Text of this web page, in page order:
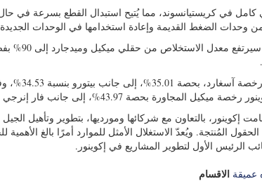
كامل في كريستيانسوند، مما يُتيح استبدال القطع بسرعة
وحدات الضغط القديمة وإعادة استخدامها في الوحدات
إكوينور، بالتعاون مع شركائها ومورديها، بتطوير وتأهيل
المُنتجة. ويُعدّ الاستغلال الأمثل للموارد أمرًا بالغ
الرئيس الأول لتطوير المشاريع في إكوينور.
عميقة الاقسام